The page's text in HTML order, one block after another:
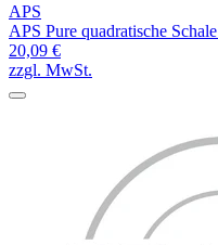
APS
APS Pure quadratische
20,09 €
zzgl. MwSt.